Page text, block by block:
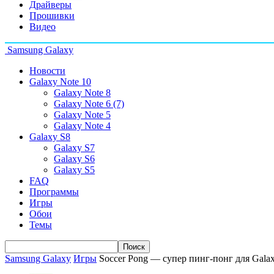
Драйверы
Прошивки
Видео
Samsung Galaxy
Новости
Galaxy Note 10
Galaxy Note 8
Galaxy Note 6 (7)
Galaxy Note 5
Galaxy Note 4
Galaxy S8
Galaxy S7
Galaxy S6
Galaxy S5
FAQ
Программы
Игры
Обои
Темы
Samsung Galaxy Игры Soccer Pong — супер пинг-понг для